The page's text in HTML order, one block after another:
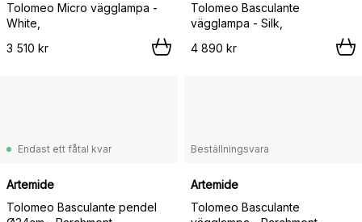
Tolomeo Micro vägglampa -
White,
3 510 kr
Tolomeo Basculante
vägglampa - Silk,
4 890 kr
Endast ett fåtal kvar
Artemide
Tolomeo Basculante pendel
Beställningsvara
Artemide
Tolomeo Basculante